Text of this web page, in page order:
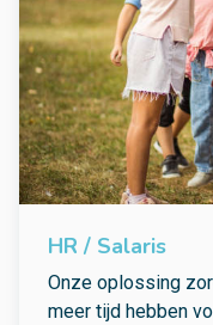
HR / Salaris
Onze oplossing
meer tijd hebben